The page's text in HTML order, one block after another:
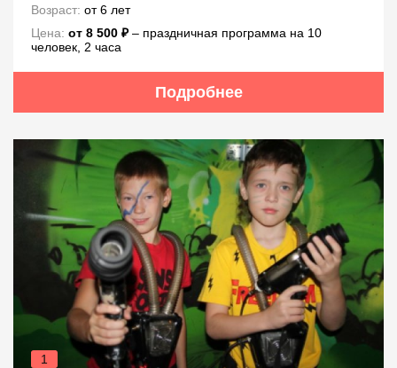
Возраст: от 6 лет
Цена: от 8 500 ₽– праздничная программа на 10
человек, 2 часа
Подробнее
1